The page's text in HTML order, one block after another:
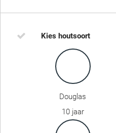
Kies houtsoort
Douglas
10 jaar